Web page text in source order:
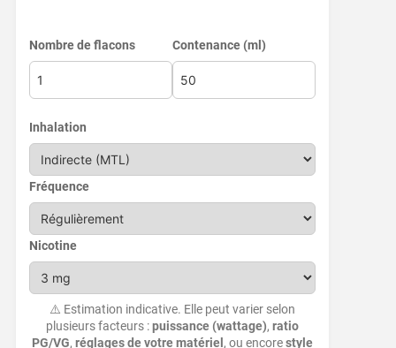
Nombre de flacons Contenance (ml)
Inhalation
Fréquence
Nicotine
⚠️ Estimation indicative. Elle peut varier selon
plusieurs facteurs :puissance (wattage),ratio
PG/VG,réglages de votre matériel , ou encorestyle